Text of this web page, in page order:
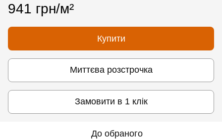
941 грн/м²
Купити
Миттєва розстрочка
Замовити в 1 клік
До обраного